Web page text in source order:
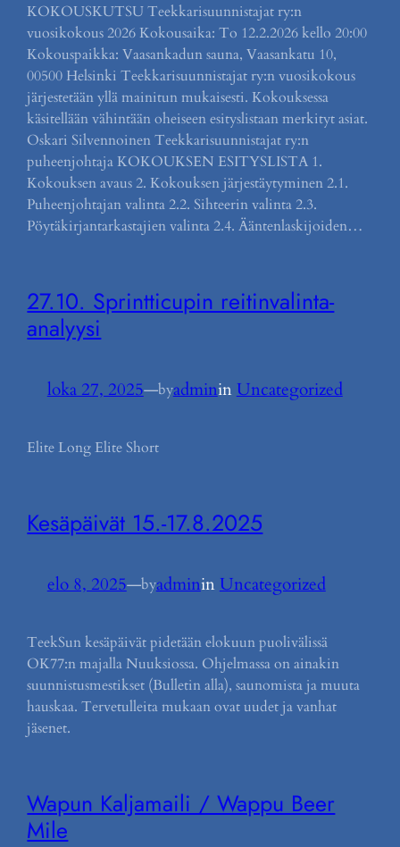
KOKOUSKUTSU Teekkarisuunnistajat ry:n
vuosikokous 2026 Kokousaika: To 12.2.2026 kello 20:00
Kokouspaikka: Vaasankadun sauna, Vaasankatu 10,
00500 Helsinki Teekkarisuunnistajat ry:n vuosikokous
järjestetään yllä mainitun mukaisesti. Kokouksessa
käsitellään vähintään oheiseen esityslistaan merkityt asiat.
Oskari Silvennoinen Teekkarisuunnistajat ry:n
puheenjohtaja KOKOUKSEN ESITYSLISTA 1.
Kokouksen avaus 2. Kokouksen järjestäytyminen 2.1.
Puheenjohtajan valinta 2.2. Sihteerin valinta 2.3.
Pöytäkirjantarkastajien valinta 2.4. Ääntenlaskijoiden…
27.10. Sprintticupin reitinvalinta-
analyysi
loka 27, 2025—byadminin Uncategorized
Elite Long Elite Short
Kesäpäivät 15.-17.8.2025
elo 8, 2025—byadminin Uncategorized
TeekSun kesäpäivät pidetään elokuun puolivälissä
OK77:n majalla Nuuksiossa. Ohjelmassa on ainakin
suunnistusmestikset (Bulletin alla), saunomista ja muuta
hauskaa. Tervetulleita mukaan ovat uudet ja vanhat
jäsenet.
Wapun Kaljamaili / Wappu Beer
Mile